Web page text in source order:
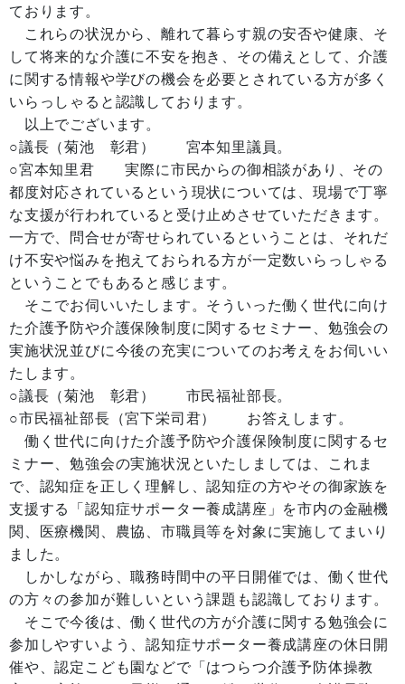
ております。
これらの状況から、離れて暮らす親の安否や健康、そ
して将来的な介護に不安を抱き、その備えとして、介護
に関する情報や学びの機会を必要とされている方が多く
いらっしゃると認識しております。
以上でございます。
○議長（菊池 彰君） 宮本知里議員。
○宮本知里君 実際に市民からの御相談があり、その
都度対応されているという現状については、現場で丁寧
な支援が行われていると受け止めさせていただきます。
一方で、問合せが寄せられているということは、それだ
け不安や悩みを抱えておられる方が一定数いらっしゃる
ということでもあると感じます。
そこでお伺いいたします。そういった働く世代に向け
た介護予防や介護保険制度に関するセミナー、勉強会の
実施状況並びに今後の充実についてのお考えをお伺いい
たします。
○議長（菊池 彰君） 市民福祉部長。
○市民福祉部長（宮下栄司君） お答えします。
働く世代に向けた介護予防や介護保険制度に関するセ
ミナー、勉強会の実施状況といたしましては、これま
で、認知症を正しく理解し、認知症の方やその御家族を
支援する「認知症サポーター養成講座」を市内の金融機
関、医療機関、農協、市職員等を対象に実施してまいり
ました。
しかしながら、職務時間中の平日開催では、働く世代
の方々の参加が難しいという課題も認識しております。
そこで今後は、働く世代の方が介護に関する勉強会に
参加しやすいよう、認知症サポーター養成講座の休日開
催や、認定こども園などで「はつらつ介護予防体操教